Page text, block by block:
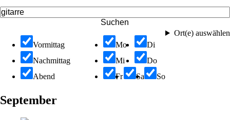
Suchen
Vormittag
Nachmittag
Abend
Mo
Di
Mi
Do
Fr
Sa So
Ort(e) auswählen
September